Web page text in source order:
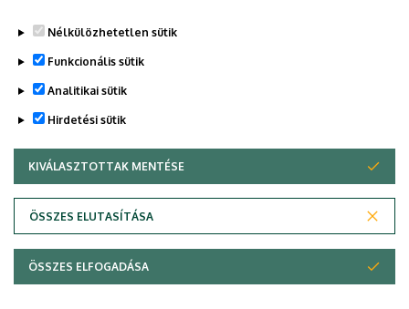
TOVÁBBI INFORMÁCIÓK
Adatvédelem
Szerzői jog © 2026 Unideb
Nélkülözhetetlen sütik
Funkcionális sütik
Analitikai sütik
Hirdetési sütik
KIVÁLASZTOTTAK MENTÉSE
ÖSSZES ELUTASÍTÁSA
WITHDRAW CONSENT
ÖSSZES ELFOGADÁSA